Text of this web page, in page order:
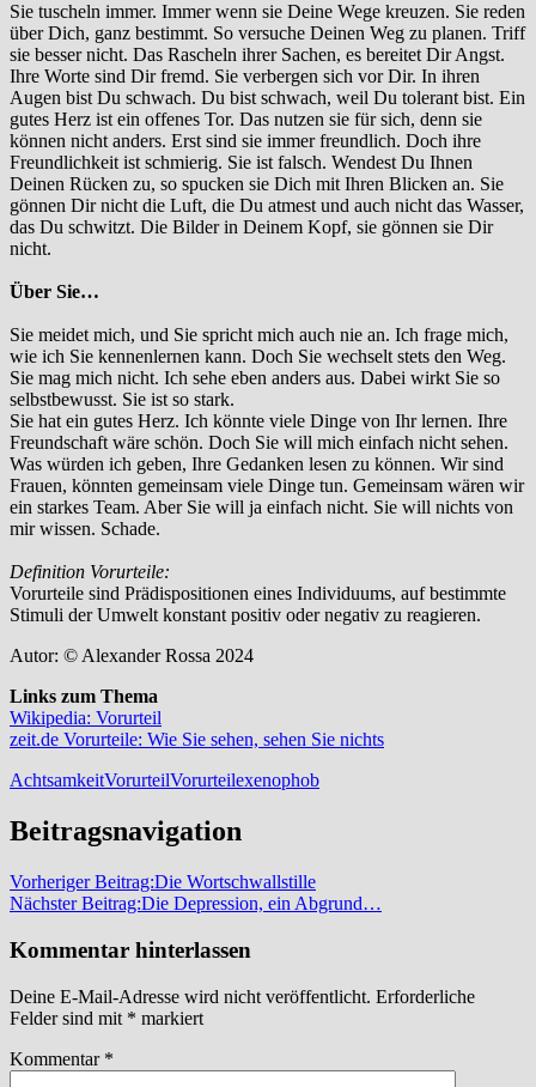
Sie tuscheln immer. Immer wenn sie Deine Wege kreuzen. Sie reden
über Dich, ganz bestimmt. So versuche Deinen Weg zu planen. Triff
sie besser nicht. Das Rascheln ihrer Sachen, es bereitet Dir Angst.
Ihre Worte sind Dir fremd. Sie verbergen sich vor Dir. In ihren
Augen bist Du schwach. Du bist schwach, weil Du tolerant bist. Ein
gutes Herz ist ein offenes Tor. Das nutzen sie für sich, denn sie
können nicht anders. Erst sind sie immer freundlich. Doch ihre
Freundlichkeit ist schmierig. Sie ist falsch. Wendest Du Ihnen
Deinen Rücken zu, so spucken sie Dich mit Ihren Blicken an. Sie
gönnen Dir nicht die Luft, die Du atmest und auch nicht das Wasser,
das Du schwitzt. Die Bilder in Deinem Kopf, sie gönnen sie Dir
nicht.
Über Sie…
Sie meidet mich, und Sie spricht mich auch nie an. Ich frage mich,
wie ich Sie kennenlernen kann. Doch Sie wechselt stets den Weg.
Sie mag mich nicht. Ich sehe eben anders aus. Dabei wirkt Sie so
selbstbewusst. Sie ist so stark.
Sie hat ein gutes Herz. Ich könnte viele Dinge von Ihr lernen. Ihre
Freundschaft wäre schön. Doch Sie will mich einfach nicht sehen.
Was würden ich geben, Ihre Gedanken lesen zu können. Wir sind
Frauen, könnten gemeinsam viele Dinge tun. Gemeinsam wären wir
ein starkes Team. Aber Sie will ja einfach nicht. Sie will nichts von
mir wissen. Schade.
Definition Vorurteile:
Vorurteile sind Prädispositionen eines Individuums, auf bestimmte
Stimuli der Umwelt konstant positiv oder negativ zu reagieren.
Autor: © Alexander Rossa 2024
Links zum Thema
Wikipedia: Vorurteil
zeit.de Vorurteile: Wie Sie sehen, sehen Sie nichts
AchtsamkeitVorurteilVorurteilexenophob
Beitragsnavigation
Vorheriger Beitrag:Die Wortschwallstille
Nächster Beitrag:Die Depression, ein Abgrund…
Kommentar hinterlassen
Deine E-Mail-Adresse wird nicht veröffentlicht. Erforderliche
Felder sind mit * markiert
Kommentar *